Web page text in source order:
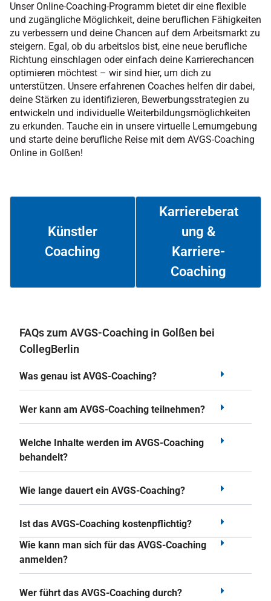
Unser Online-Coaching-Programm bietet dir eine flexible
und zugängliche Möglichkeit, deine beruflichen Fähigkeiten
zu verbessern und deine Chancen auf dem Arbeitsmarkt zu
steigern. Egal, ob du arbeitslos bist, eine neue berufliche
Richtung einschlagen oder einfach deine Karrierechancen
optimieren möchtest – wir sind hier, um dich zu
unterstützen. Unsere erfahrenen Coaches helfen dir dabei,
deine Stärken zu identifizieren, Bewerbungsstrategien zu
entwickeln und individuelle Weiterbildungsmöglichkeiten
zu erkunden. Tauche ein in unsere virtuelle Lernumgebung
und starte deine berufliche Reise mit dem AVGS-Coaching
Online in Golßen!
Künstler
Coaching
Weiterlesen
Karriereberat
ung &
Karriere-
Coaching
Weiterlesen
FAQs zum AVGS-Coaching in Golßen bei
CollegBerlin
Was genau ist AVGS-Coaching?
Wer kann am AVGS-Coaching teilnehmen?
Welche Inhalte werden im AVGS-Coaching
behandelt?
Wie lange dauert ein AVGS-Coaching?
Ist das AVGS-Coaching kostenpflichtig?
Wie kann man sich für das AVGS-Coaching
anmelden?
Wer führt das AVGS-Coaching durch?